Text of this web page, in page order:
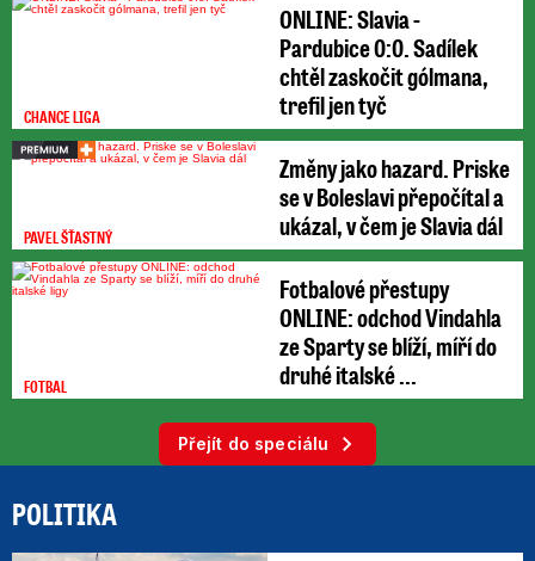
CHANCE LIGA
ONLINE: Slavia -
Pardubice 0:0. Sadílek
chtěl zaskočit gólmana,
trefil jen tyč
PAVEL ŠŤASTNÝ
Změny jako hazard. Priske
se v Boleslavi přepočítal a
ukázal, v čem je Slavia dál
FOTBAL
Fotbalové přestupy
ONLINE: odchod Vindahla
ze Sparty se blíží, míří do
druhé italské ...
Přejít do speciálu
POLITIKA